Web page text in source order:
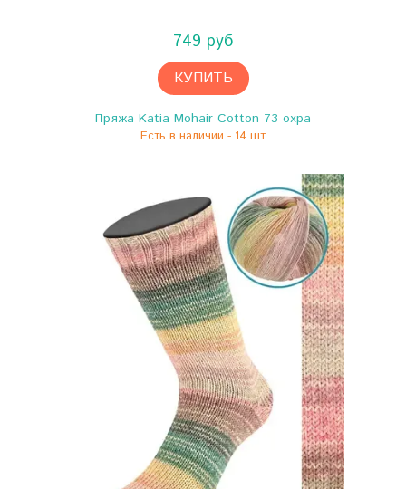
749 руб
КУПИТЬ
Пряжа Katia Mohair Cotton 73 охра
Есть в наличии - 14 шт